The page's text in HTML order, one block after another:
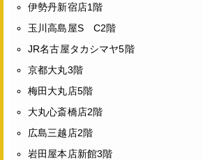
伊勢丹新宿店1階
玉川高島屋S C2階
JR名古屋タカシマヤ5階
京都大丸3階
梅田大丸店5階
大丸心斎橋店2階
広島三越店2階
岩田屋本店新館3階